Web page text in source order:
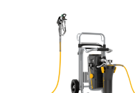
Spraypack